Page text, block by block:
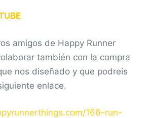
amigos de Happy Runner
también con la compra
nos diseñado y que podreis
enlace.
166-run-